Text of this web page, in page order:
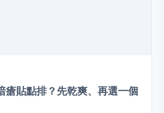
貼點排？先乾爽、再選一個